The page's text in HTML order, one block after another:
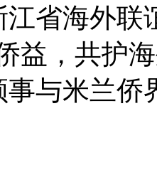
江省海外
益，共护
与米兰侨